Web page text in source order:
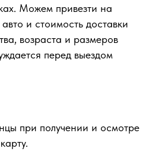
Можем привезти на
и стоимость доставки
возраста и размеров
перед выездом
при получении и осмотре